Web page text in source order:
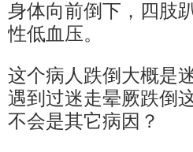
身体向前倒下，四肢
性低血压。
这个病人跌倒大概是
遇到过迷走晕厥跌倒
不会是其它病因？